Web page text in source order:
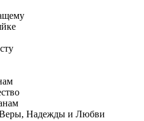
Надежды и Любви